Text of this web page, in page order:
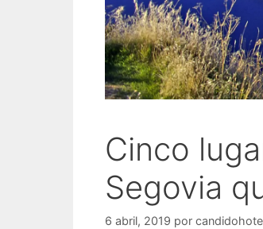
Cinco
Segovia
6 abril, 2019 por